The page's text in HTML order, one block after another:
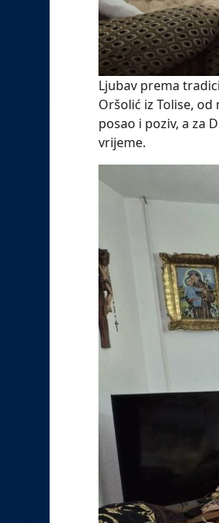
Ljubav prema
Oršolić iz Tolise,
posao i poziv, a za
vrijeme.